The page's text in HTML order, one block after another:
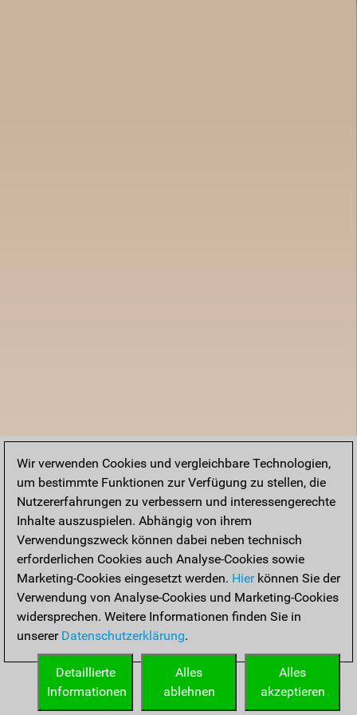
Wir verwenden Cookies und vergleichbare Technologien,
um bestimmte Funktionen zur Verfügung zu stellen, die
Nutzererfahrungen zu verbessern und interessengerechte
Inhalte auszuspielen. Abhängig von ihrem
Verwendungszweck können dabei neben technisch
erforderlichen Cookies auch Analyse-Cookies sowie
Marketing-Cookies eingesetzt werden. Hierkönnen Sie der
Verwendung von Analyse-Cookies und Marketing-Cookies
widersprechen. Weitere Informationen finden Sie in
unserer Datenschutzerklärung.
Alles
akzeptieren
Alles
ablehnen
Detaillierte
Informationen